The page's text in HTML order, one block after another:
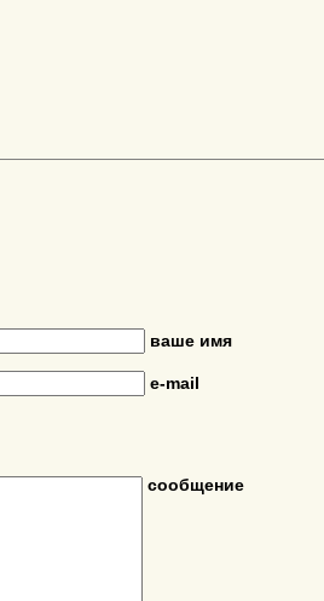
ваше имя
e-mail
сообщение